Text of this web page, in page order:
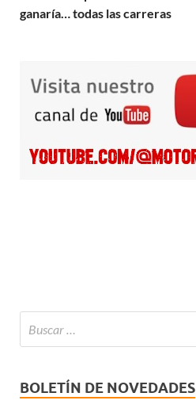
ganaría… todas las carreras
BOLETÍN DE NOVEDADES